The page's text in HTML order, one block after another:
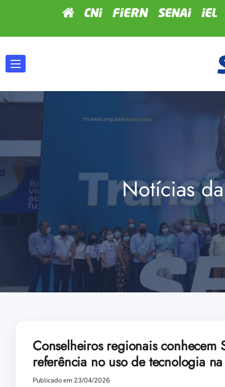
Notícias
Conselheiros regionais conhecem
referência no uso de tecnologia
Publicado em 23/04/2026